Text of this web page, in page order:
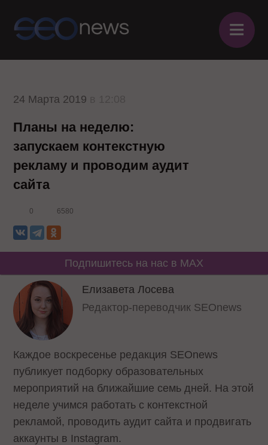
≡
24 Марта 2019
Планы на неделю:
запускаем контекстную
рекламу и проводим аудит
сайта
0 6580
Подпишитесь на нас в MAX
Елизавета Лосева
Редактор-переводчик SEOnews
Каждое воскресенье редакция SEOnews
публикует подборку образовательных
мероприятий на ближайшие семь дней. На этой
неделе учимся работать с контекстной
рекламой, проводить аудит сайта и продвигать
аккаунты в Instagram.